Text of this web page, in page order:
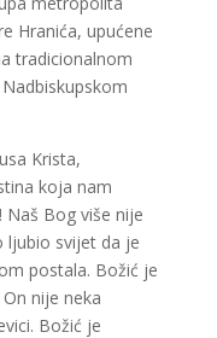
Hranića, upućene
tradicionalnom
Krista,
koja nam
Naš Bog više nije
ljubio svijet da je
postala. Božić je
nije neka
Božić je